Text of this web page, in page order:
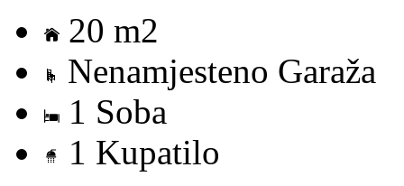
20 m2
Nenamjesteno Garaža
1 Soba
1 Kupatilo